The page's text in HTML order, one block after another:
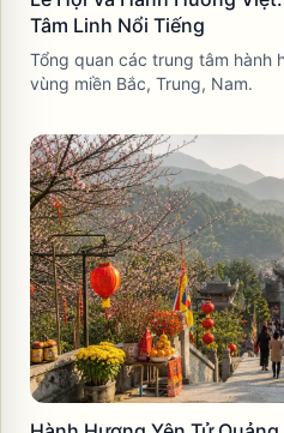
Tâm Linh Nổi Tiếng
Tổng quan các trung tâm hành
vùng miền Bắc, Trung, Nam.